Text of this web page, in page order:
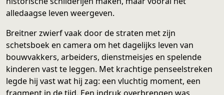
alledaagse leven weergeven.
Breitner zwierf vaak door de straten met zijn
schetsboek en camera om het dagelijks leven van
bouwvakkers, arbeiders, dienstmeisjes en spelende
kinderen vast te leggen. Met krachtige penseelstreken
legde hij vast wat hij zag: een vluchtig moment, een